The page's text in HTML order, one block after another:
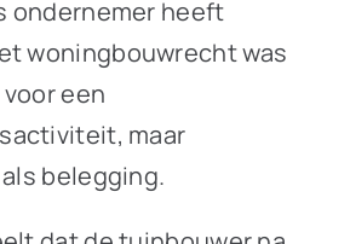
ondernemer heeft
woningbouwrecht was
een
maar
belegging.